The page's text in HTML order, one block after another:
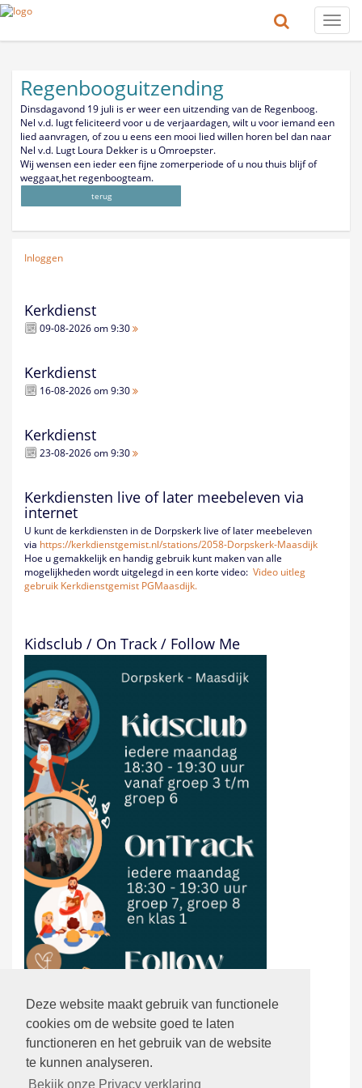
Deze website maakt gebruik van functionele
cookies om de website goed te laten
functioneren en het gebruik van de website
te kunnen analyseren.
Bekijk onze Privacy verklaring
Toggle
Regenbooguitzending
Dinsdagavond 19 juli is er weer een uitzending van de Regenboog.
Nel v.d. lugt feliciteerd voor u de verjaardagen, wilt u voor iemand een
lied aanvragen, of zou u eens een mooi lied willen horen bel dan naar
Nel v.d. Lugt Loura Dekker is u Omroepster.
Wij wensen een ieder een fijne zomerperiode of u nou thuis blijf of
weggaat,het regenboogteam.
terug
Inloggen
Kerkdienst
09-08-2026 om 9:30
Kerkdienst
16-08-2026 om 9:30
Kerkdienst
23-08-2026 om 9:30
Kerkdiensten live of later meebeleven via
internet
U kunt de kerkdiensten in de Dorpskerk live of later meebeleven
via https://kerkdienstgemist.nl/stations/2058-Dorpskerk-Maasdijk
Hoe u gemakkelijk en handig gebruik kunt maken van alle
mogelijkheden wordt uitgelegd in een korte video: Video uitleg
gebruik Kerkdienstgemist PGMaasdijk.
Kidsclub / On Track / Follow Me